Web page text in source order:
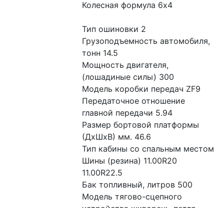
Колесная формула 6x4
Тип ошиновки 2
Грузоподъемность автомобиля,
тонн 14.5
Мощность двигателя,
(лошадиные силы) 300
Модель коробки передач ZF9
Передаточное отношение
главной передачи 5.94
Размер бортовой платформы
(ДхШхВ) мм. 46.6
Тип кабины со спальным местом
Шины (резина) 11.00R20
11.00R22.5
Бак топливный, литров 500
Модель тягово-сцепного